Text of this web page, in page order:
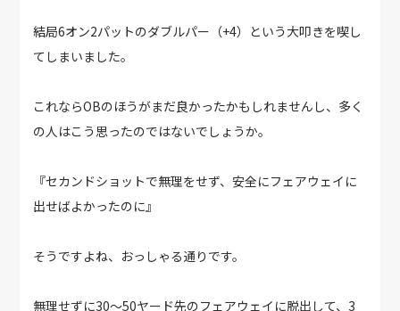
結局6オン2パットのダブルパー（+4）という大叩きを喫し
てしまいました。
これならOBのほうがまだ良かったかもしれませんし、多く
の人はこう思ったのではないでしょうか。
『セカンドショットで無理をせず、安全にフェアウェイに
出せばよかったのに』
そうですよね、おっしゃる通りです。
無理せずに30～50ヤード先のフェアウェイに脱出して、3